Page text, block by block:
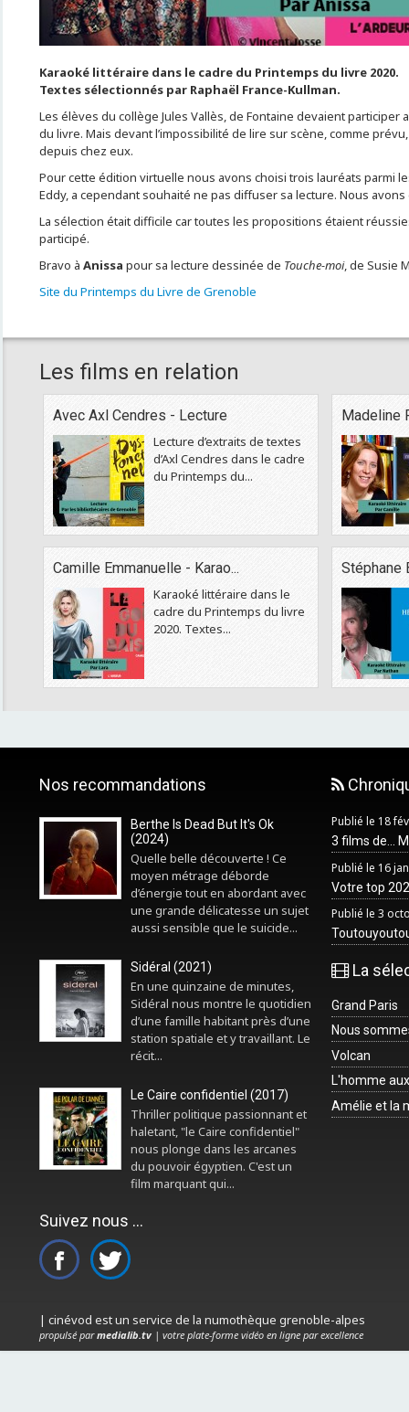
Karaoké littéraire dans le cadre du Printemps du livre 2020.
Textes sélectionnés par Raphaël France-Kullman.
Les élèves du collège Jules Vallès, de Fontaine devaient participer
du livre. Mais devant l’impossibilité de lire sur scène, comme
depuis chez eux.
Pour cette édition virtuelle nous avons choisi trois lauréats parmi
Eddy, a cependant souhaité ne pas diffuser sa lecture. Nous
La sélection était difficile car toutes les propositions étaient
participé.
Bravo à Anissa pour sa lecture dessinée de Touche-moi, de Susie
Site du Printemps du Livre de Grenoble
Les films en relation
Avec Axl Cendres - Lecture
Lecture d’extraits de textes
d’Axl Cendres dans le cadre
du Printemps du...
Madeline
Camille Emmanuelle - Karao...
Karaoké littéraire dans le
cadre du Printemps du livre
2020. Textes...
Stéphane
Nos recommandations
Berthe Is Dead But It's Ok
(2024)
Quelle belle découverte ! Ce
moyen métrage déborde
d’énergie tout en abordant avec
une grande délicatesse un sujet
aussi sensible que le suicide...
Sidéral (2021)
En une quinzaine de minutes,
Sidéral nous montre le quotidien
d’une famille habitant près d’une
station spatiale et y travaillant. Le
récit...
Le Caire confidentiel (2017)
Thriller politique passionnant et
haletant, "le Caire confidentiel"
nous plonge dans les arcanes
du pouvoir égyptien. C'est un
film marquant qui...
Suivez nous ...
Publié le 18
3 films de...
Publié le 16
Votre top
Publié le 3
La
Grand Paris
Nous
Volcan
L'homme
Amélie et la
| cinévod est un service de la numothèque grenoble-alpes
propulsé parmedialib.tv| votre plate-forme vidéo en ligne par excellence